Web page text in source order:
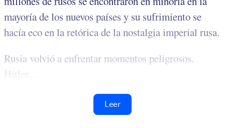
mayoría de los nuevos países y su sufrimiento se
hacía eco en la retórica de la nostalgia imperial rusa.
Rusia volvió a enfrentar momentos peligrosos.
Hitler...
Leer